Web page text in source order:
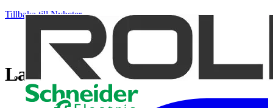
Tillbaka till Nyheter
Landström